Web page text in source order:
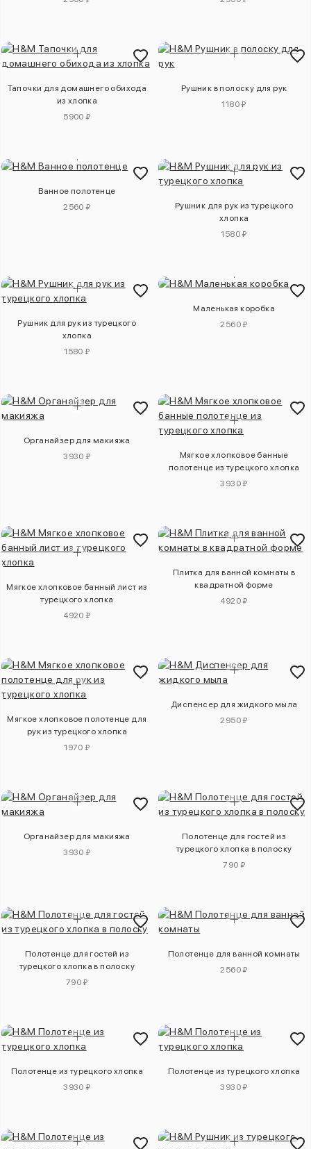
Тапочки для домашнего обихода
из хлопка
5900 ₽
Рушник в полоску для рук
1180 ₽
Ванное полотенце
2560 ₽
Рушник для рук из турецкого
хлопка
1580 ₽
Рушник для рук из турецкого
хлопка
1580 ₽
Маленькая коробка
2560 ₽
Органайзер для макияжа
3930 ₽
Мягкое хлопковое банные
полотенце из турецкого хлопка
3930 ₽
Мягкое хлопковое банный лист из
турецкого хлопка
4920 ₽
Плитка для ванной комнаты в
квадратной форме
4920 ₽
Мягкое хлопковое полотенце для
рук из турецкого хлопка
1970 ₽
Диспенсер для жидкого мыла
2950 ₽
Органайзер для макияжа
3930 ₽
Полотенце для гостей из
турецкого хлопка в полоску
790 ₽
Полотенце для гостей из
турецкого хлопка в полоску
790 ₽
Полотенце для ванной комнаты
2560 ₽
Полотенце из турецкого хлопка
3930 ₽
Полотенце из турецкого хлопка
3930 ₽